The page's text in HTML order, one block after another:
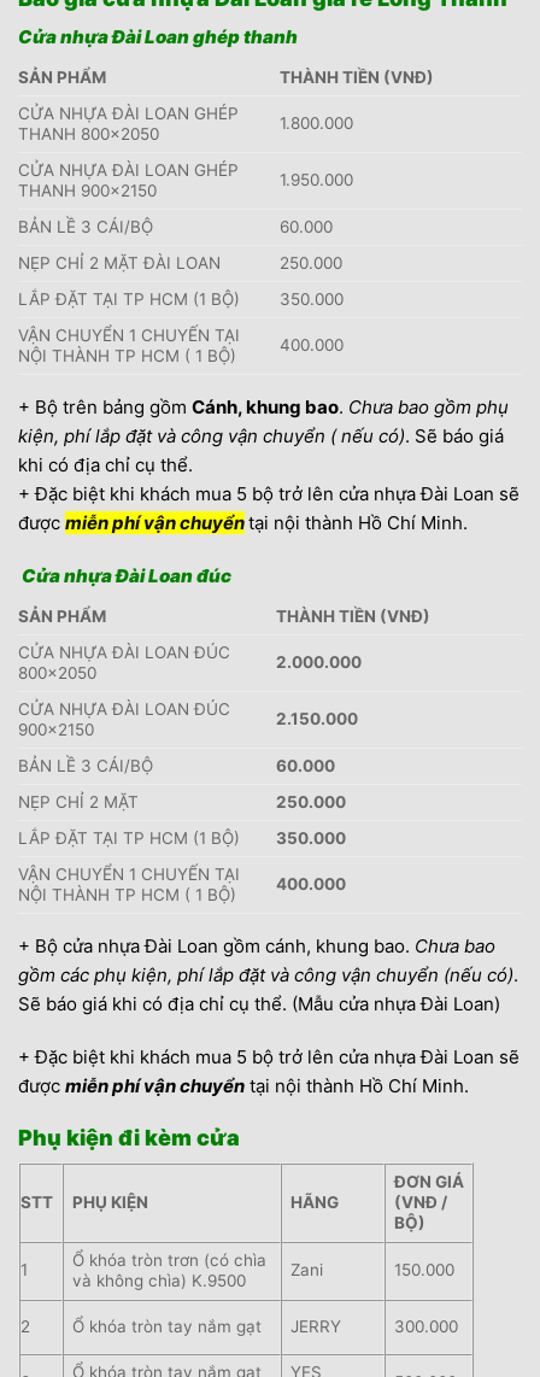
Cửa nhựa Đài Loan ghép thanh
SẢN PHẨM
THÀNH TIỀN (VNĐ)
CỬA NHỰA ĐÀI LOAN GHÉP
THANH 800×2050
1.800.000
CỬA NHỰA ĐÀI LOAN GHÉP
THANH 900×2150
1.950.000
BẢN LỀ 3 CÁI/BỘ
60.000
NẸP CHỈ 2 MẶT ĐÀI LOAN
250.000
LẮP ĐẶT TẠI TP HCM (1 BỘ)
350.000
VẬN CHUYỂN 1 CHUYẾN TẠI
NỘI THÀNH TP HCM ( 1 BỘ)
400.000
+ Bộ trên bảng gồm Cánh, khung bao. Chưa bao gồm phụ
kiện, phí lắp đặt và công vận chuyển ( nếu có). Sẽ báo giá
khi có địa chỉ cụ thể.
+ Đặc biệt khi khách mua 5 bộ trở lên cửa nhựa Đài Loan sẽ
được miễn phí vận chuyểntại nội thành Hồ Chí Minh.
Cửa nhựa Đài Loan đúc
SẢN PHẨM
THÀNH TIỀN (VNĐ)
CỬA NHỰA ĐÀI LOAN ĐÚC
800×2050
2.000.000
CỬA NHỰA ĐÀI LOAN ĐÚC
900×2150
2.150.000
BẢN LỀ 3 CÁI/BỘ
60.000
NẸP CHỈ 2 MẶT
250.000
LẮP ĐẶT TẠI TP HCM (1 BỘ)
350.000
VẬN CHUYỂN 1 CHUYẾN TẠI
NỘI THÀNH TP HCM ( 1 BỘ)
400.000
+ Bộ cửa nhựa Đài Loan gồm cánh, khung bao. Chưa bao
gồm các phụ kiện, phí lắp đặt và công vận chuyển (nếu có).
Sẽ báo giá khi có địa chỉ cụ thể. (Mẫu cửa nhựa Đài Loan)
+ Đặc biệt khi khách mua 5 bộ trở lên cửa nhựa Đài Loan sẽ
được miễn phí vận chuyển tại nội thành Hồ Chí Minh.
Phụ kiện đi kèm cửa
STT PHỤ KIỆN HÃNG
ĐƠN GIÁ
(VNĐ /
BỘ)
1
Ổ khóa tròn trơn (có chìa
và không chìa) K.9500
Zani 150.000
2 Ổ khóa tròn tay nắm gạt JERRY 300.000
Ổ khóa tròn tay nắm gạt YES